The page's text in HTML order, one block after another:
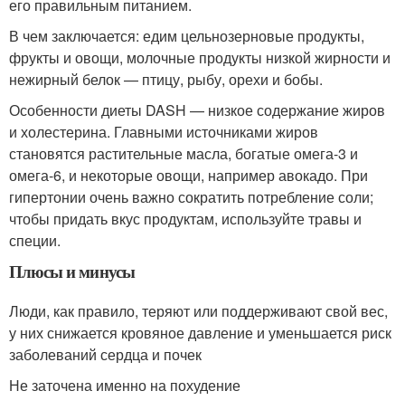
его правильным питанием.
В чем заключается: едим цельнозерновые продукты,
фрукты и овощи, молочные продукты низкой жирности и
нежирный белок — птицу, рыбу, орехи и бобы.
Особенности диеты DASH — низкое содержание жиров
и холестерина. Главными источниками жиров
становятся растительные масла, богатые омега-3 и
омега-6, и некоторые овощи, например авокадо. При
гипертонии очень важно сократить потребление соли;
чтобы придать вкус продуктам, используйте травы и
специи.
Плюсы и минусы
Люди, как правило, теряют или поддерживают свой вес,
у них снижается кровяное давление и уменьшается риск
заболеваний сердца и почек
Не заточена именно на похудение